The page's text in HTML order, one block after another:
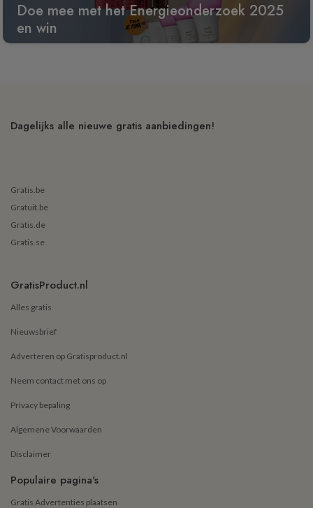
Doe mee met het Energieonderzoek 2025
en win
Dagelijks alle nieuwe gratis aanbiedingen!
Gratis.be
Gratuit.be
Gratis.de
Gratis.se
GratisProduct.nl
Alles gratis
Nieuwsbrief
Adverteren op Gratisproduct.nl
Neem contact met ons op
Privacy bepaling
Algemene Voorwaarden
Disclaimer
Populaire pagina's
Gratis Advertenties plaatsen